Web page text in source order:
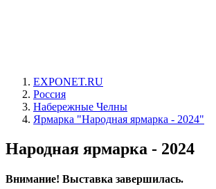
EXPONET.RU
Россия
Набережные Челны
Ярмарка "Народная ярмарка - 2024"
Народная ярмарка - 2024
Внимание! Выставка завершилась.